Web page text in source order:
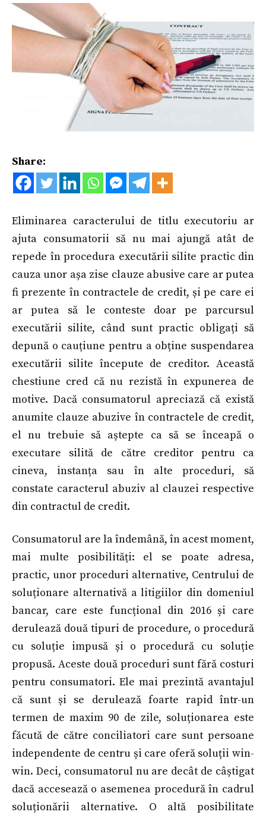
Share:
Eliminarea caracterului de titlu executoriu ar
ajuta consumatorii să nu mai ajungă atât de
repede în procedura executării silite practic din
cauza unor așa zise clauze abusive care ar putea
fi prezente în contractele de credit, și pe care ei
ar putea să le conteste doar pe parcursul
executării silite, când sunt practic obligați să
depună o cauțiune pentru a obține suspendarea
executării silite începute de creditor. Această
chestiune cred că nu rezistă în expunerea de
motive. Dacă consumatorul apreciază că există
anumite clauze abuzive în contractele de credit,
el nu trebuie să aștepte ca să se înceapă o
executare silită de către creditor pentru ca
cineva, instanța sau în alte proceduri, să
constate caracterul abuziv al clauzei respective
din contractul de credit.
Consumatorul are la îndemână, în acest moment,
mai multe posibilități: el se poate adresa,
practic, unor proceduri alternative, Centrului de
soluționare alternativă a litigiilor din domeniul
bancar, care este funcțional din 2016 și care
derulează două tipuri de procedure, o procedură
cu soluție impusă și o procedură cu soluție
propusă. Aceste două proceduri sunt fără costuri
pentru consumatori. Ele mai prezintă avantajul
că sunt și se derulează foarte rapid într-un
termen de maxim 90 de zile, soluționarea este
făcută de către conciliatori care sunt persoane
independente de centru și care oferă soluții win-
win. Deci, consumatorul nu are decât de câștigat
dacă accesează o asemenea procedură în cadrul
soluționării alternative. O altă posibilitate